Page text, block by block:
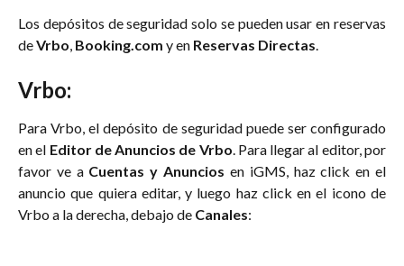
Los depósitos de seguridad solo se pueden usar en reservas
deVrbo, Booking.com y en Reservas Directas.
Vrbo:
Para Vrbo, el depósito de seguridad puede ser configurado
en el Editor de Anuncios de Vrbo. Para llegar al editor, por
favor ve a Cuentas y Anuncios en iGMS, haz click en el
anuncio que quiera editar, y luego haz click en el icono de
Vrbo a la derecha, debajo de Canales: